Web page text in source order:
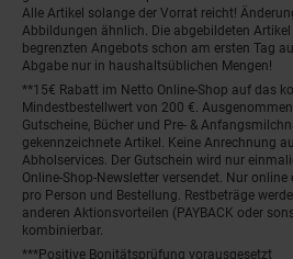
Alle Artikel solange der Vorrat reicht!
Abbildungen ähnlich. Die abgebildeten
begrenzten Angebots schon am ersten Tag
Abgabe nur in haushaltsüblichen Mengen!
**15€ Rabatt im Netto Online-Shop auf das
Mindestbestellwert von 200 €.
Gutscheine, Bücher und Pre- &
gekennzeichnete Artikel. Keine Anrechnung
Abholservices. Der Gutschein wird nur
Online-Shop-Newsletter versendet. Nur
pro Person und Bestellung. Restbeträge
anderen Aktionsvorteilen (PAYBACK oder
kombinierbar.
***Positive Bonitätsprüfung vorausgesetzt